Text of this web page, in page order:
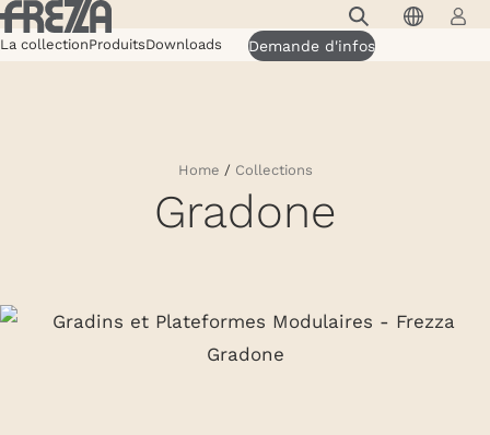
Skip to main content
Produits
Projets et inspirations
Downloads
La collectionProduitsDownloads Demande d'infos
Home / Collections
Gradone